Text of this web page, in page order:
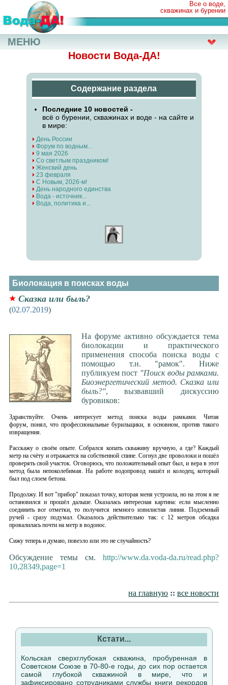
Все о воде,
скважинах и бурении
Новости Вода-ДА!
Содержание раздела
Последние 10 новостей -
всё о бурении, скважинах и воде - на сайте и
в мире:
День России
Форум по водным...
9 мая 2026
Со светлым праздником!
Женский день
23 февраля
С Новым, 2026-м!
День народного единства
Вода - источник...
Вода, политика и...
Биолокация в поисках воды
Сказка или быль?
(02.07.2019)
На форуме активно обсуждается тема
биолокации и практического
применения способа поиска воды с
помощью т.н. "рамок". Ниже
публикуем пост "Поиск воды рамками.
Биоэнергетический метод. Сказка или
быль?", вызвавший дискуссию
буровиков:
Здравствуйте. Очень интересует метод поиска воды рамками. Читая
форум, понял, что профессиональные бурильщики, в основном, против такого
извращения.
Расскажу о своём опыте. Собрался копать скважину вручную, а где? Каждый
метр на счёту и отражается на собственной спине. Согнул две проволоки и пошёл
проверять свой участок. Оговорюсь, что положительный опыт был, и вера в этот
метод была непоколебимая. На работе водопровод нашёл и колодец, который
был под слоем бетона.
Продолжу. И вот "прибор" показал точку, которая меня устроила, но на этом я не
остановился и прошёл дальше. Оказалась интересная картина: если мысленно
соединить все отметки, то получится немного извилистая линия. Подземный
ручей - сразу подумал. Оказалось действительно так: с 12 метров обсадка
провалилась почти на метр в водонос.
Сижу теперь и думаю, повезло или это не случайность?
Обсуждение темы см.http://www.da.voda-da.ru/read.php?
10,28349,page=1
на главную :: все новости
Кстати...
Кольская сверхглубокая скважина, пробуренная в
Советском Союзе в 70-80-е годы, до сих пор остается
самой глубокой скважиной в мире, что и
зафиксировано сотрудниками службы книги рекордов
МЕНЮ